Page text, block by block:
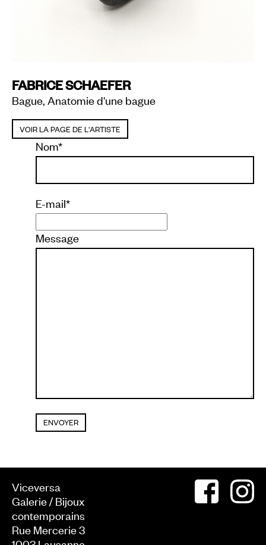
FABRICE SCHAEFER
Bague, Anatomie d'une bague
VOIR LA PAGE DE L'ARTISTE
Nom*
E-mail*
Message
Viceversa
Galerie / Bijoux
contemporains
Rue Mercerie 3